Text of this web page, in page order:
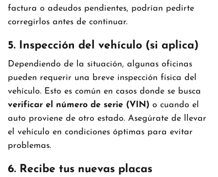
factura o adeudos pendientes, podrían pedirte
corregirlos antes de continuar.
5. Inspección del vehículo (si aplica)
Dependiendo de la situación, algunas oficinas
pueden requerir una breve inspección física del
vehículo. Esto es común en casos donde se busca
verificar el número de serie (VIN) o cuando el
auto proviene de otro estado. Asegúrate de llevar
el vehículo en condiciones óptimas para evitar
problemas.
6. Recibe tus nuevas placas